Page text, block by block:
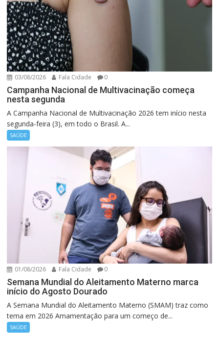
03/08/2026 Fala Cidade 0
Campanha Nacional de Multivacinação começa
nesta segunda
A Campanha Nacional de Multivacinação 2026 tem início nesta
segunda-feira (3), em todo o Brasil. A...
SAÚDE
01/08/2026 Fala Cidade 0
Semana Mundial do Aleitamento Materno marca
início do Agosto Dourado
A Semana Mundial do Aleitamento Materno (SMAM) traz como
tema em 2026 Amamentação para um começo de...
SAÚDE